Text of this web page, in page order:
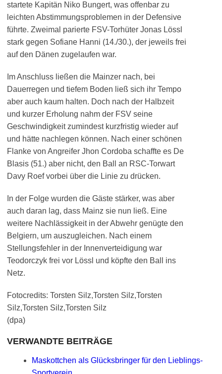
startete Kapitän Niko Bungert, was offenbar zu
leichten Abstimmungsproblemen in der Defensive
führte. Zweimal parierte FSV-Torhüter Jonas Lössl
stark gegen Sofiane Hanni (14./30.), der jeweils frei
auf den Dänen zugelaufen war.
Im Anschluss ließen die Mainzer nach, bei
Dauerregen und tiefem Boden ließ sich ihr Tempo
aber auch kaum halten. Doch nach der Halbzeit
und kurzer Erholung nahm der FSV seine
Geschwindigkeit zumindest kurzfristig wieder auf
und hätte nachlegen können. Nach einer schönen
Flanke von Angreifer Jhon Cordoba schaffte es De
Blasis (51.) aber nicht, den Ball an RSC-Torwart
Davy Roef vorbei über die Linie zu drücken.
In der Folge wurden die Gäste stärker, was aber
auch daran lag, dass Mainz sie nun ließ. Eine
weitere Nachlässigkeit in der Abwehr genügte den
Belgiern, um auszugleichen. Nach einem
Stellungsfehler in der Innenverteidigung war
Teodorczyk frei vor Lössl und köpfte den Ball ins
Netz.
Fotocredits: Torsten Silz,Torsten Silz,Torsten
Silz,Torsten Silz,Torsten Silz
(dpa)
VERWANDTE BEITRÄGE
Maskottchen als Glücksbringer für den Lieblings-